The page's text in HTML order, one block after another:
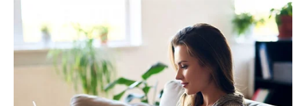
Moguće je novo poznanstvo koje odmah budi
interesovanje i želju za ponovnim susretom.
DJEVICA